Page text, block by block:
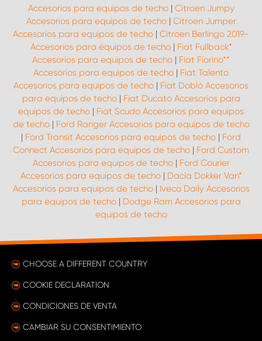
Accesorios para equipos de techo| Citroen Jumpy
Accesorios para equipos de techo| Citroen Jumper
Accesorios para equipos de techo | Citroen Berlingo 2019-
Accesorios para equipos de techo| Fiat Fullback*
Accesorios para equipos de techo | Fiat Fiorino**
Accesorios para equipos de techo | Fiat Talento
Accesorios para equipos de techo | Fiat Doblò Accesorios
para equipos de techo| Fiat Ducato Accesorios para
equipos de techo | Fiat Scudo Accesorios para equipos
de techo| Ford Ranger Accesorios para equipos de techo
| Ford Transit Accesorios para equipos de techo | Ford
Connect Accesorios para equipos de techo | Ford Custom
Accesorios para equipos de techo| Ford Courier
Accesorios para equipos de techo| Dacia Dokker Van*
Accesorios para equipos de techo| Iveco Daily Accesorios
para equipos de techo| Dodge Ram Accesorios para
equipos de techo
CHOOSE A DIFFERENT COUNTRY
COOKIE DECLARATION
CONDICIONES DE VENTA
CAMBIAR SU CONSENTIMIENTO